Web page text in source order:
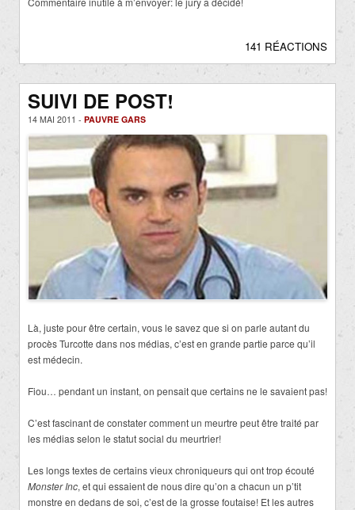
141 RÉACTIONS
SUIVI DE POST!
14 MAI 2011 - PAUVRE GARS
Là, juste pour être certain, vous le savez que si on parle autant du
procès Turcotte dans nos médias, c’est en grande partie parce qu’il
est médecin.
Fiou… pendant un instant, on pensait que certains ne le savaient pas!
C’est fascinant de constater comment un meurtre peut être traité par
les médias selon le statut social du meurtrier!
Les longs textes de certains vieux chroniqueurs qui ont trop écouté
Monster Inc, et qui essaient de nous dire qu’on a chacun un p’tit
monstre en dedans de soi, c’est de la grosse foutaise! Et les autres